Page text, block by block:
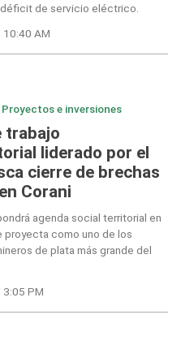
de servicio eléctrico.
AM
Proyectos e inversiones
trabajo
liderado por el
cierre de brechas
Corani
agenda social territorial en
proyecta como uno de los
de plata más grande del
PM